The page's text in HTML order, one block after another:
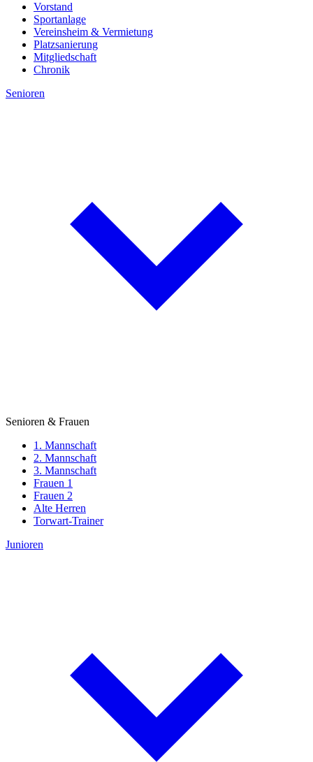
Vorstand
Sportanlage
Vereinsheim & Vermietung
Platzsanierung
Mitgliedschaft
Chronik
Senioren
Senioren & Frauen
1. Mannschaft
2. Mannschaft
3. Mannschaft
Frauen 1
Frauen 2
Alte Herren
Torwart-Trainer
Junioren